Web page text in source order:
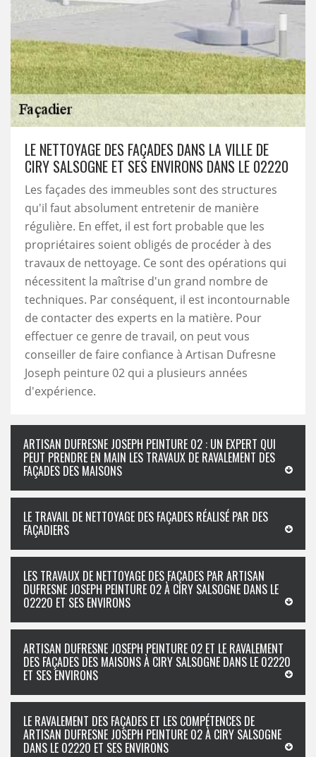
LE NETTOYAGE DES FAÇADES DANS LA VILLE DE
CIRY SALSOGNE ET SES ENVIRONS DANS LE 02220
Les façades des immeubles sont des structures
qu'il faut absolument entretenir de manière
régulière. En effet, il est fort probable que les
propriétaires soient obligés de procéder à des
travaux de nettoyage. Ce sont des opérations qui
nécessitent la maîtrise d'un grand nombre de
techniques. Par conséquent, il est incontournable
de contacter des experts en la matière. Pour
effectuer ce genre de travail, on peut vous
conseiller de faire confiance à Artisan Dufresne
Joseph peinture 02 qui a plusieurs années
d'expérience.
ARTISAN DUFRESNE JOSEPH PEINTURE 02 : UN EXPERT QUI
PEUT PRENDRE EN MAIN LES TRAVAUX DE RAVALEMENT DES
FAÇADES DES MAISONS
LE TRAVAIL DE NETTOYAGE DES FAÇADES RÉALISÉ PAR DES
FAÇADIERS
LES TRAVAUX DE NETTOYAGE DES FAÇADES PAR ARTISAN
DUFRESNE JOSEPH PEINTURE 02 À CIRY SALSOGNE DANS LE
02220 ET SES ENVIRONS
ARTISAN DUFRESNE JOSEPH PEINTURE 02 ET LE RAVALEMENT
DES FAÇADES DES MAISONS À CIRY SALSOGNE DANS LE 02220
ET SES ENVIRONS
LE RAVALEMENT DES FAÇADES ET LES COMPÉTENCES DE
ARTISAN DUFRESNE JOSEPH PEINTURE 02 À CIRY SALSOGNE
DANS LE 02220 ET SES ENVIRONS